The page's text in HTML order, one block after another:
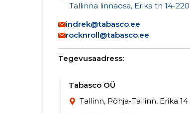
Tallinna linnaosa, Erika tn 14-220
indrek@tabasco.ee
rocknroll@tabasco.ee
Tegevusaadress:
Tabasco OÜ
Tallinn, Põhja-Tallinn, Erika 14